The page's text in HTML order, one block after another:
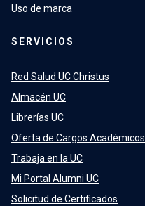
Uso de marca
SERVICIOS
Red Salud UC Christus
Almacén UC
Librerías UC
Oferta de Cargos Académicos
Trabaja en la UC
Mi Portal Alumni UC
Solicitud de Certificados